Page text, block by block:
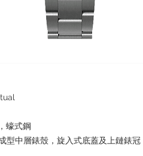
蠔式鋼
型中層錶殼，旋入式底蓋及上鏈錶冠